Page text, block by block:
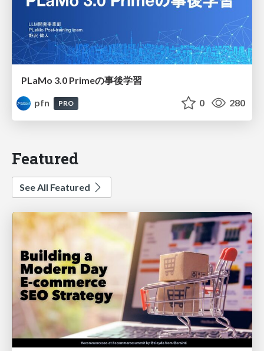
PLaMo 3.0 Primeの事後学習
pfn
PRO 0 280
Featured
See All Featured